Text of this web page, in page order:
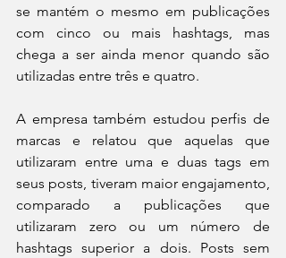
se mantém o mesmo em publicações
com cinco ou mais hashtags, mas
chega a ser ainda menor quando são
utilizadas entre três e quatro.
A empresa também estudou perfis de
marcas e relatou que aquelas que
utilizaram entre uma e duas tags em
seus posts, tiveram maior engajamento,
comparado a publicações que
utilizaram zero ou um número de
hashtags superior a dois. Posts sem